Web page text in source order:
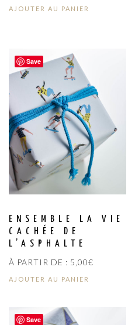
AJOUTER AU PANIER
Save
ENSEMBLE LA VIE
CACHÉE DE
L’ASPHALTE
À PARTIR DE : 5,00€
AJOUTER AU PANIER
Save